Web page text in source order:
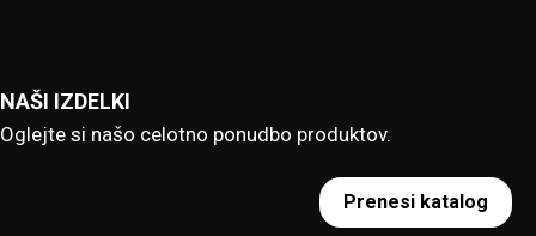
NAŠI IZDELKI
Oglejte si našo celotno ponudbo produktov.
Prenesi katalog